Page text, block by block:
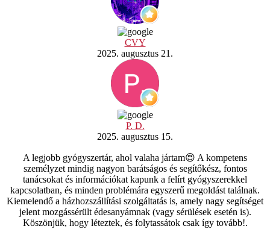
CVY
2025. augusztus 21.
P. D.
2025. augusztus 15.
A legjobb gyógyszertár, ahol valaha jártam😍 A kompetens
személyzet mindig nagyon barátságos és segítőkész, fontos
tanácsokat és információkat kapunk a felírt gyógyszerekkel
kapcsolatban, és minden problémára egyszerű megoldást találnak.
Kiemelendő a házhozszállítási szolgáltatás is, amely nagy segítséget
jelent mozgássérült édesanyámnak (vagy sérülések esetén is).
Köszönjük, hogy léteztek, és folytassátok csak így tovább!.